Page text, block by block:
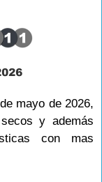
mayo de 2026,
y además
con mas